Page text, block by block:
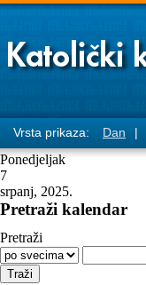
Vrsta prikaza: Dan |
Ponedjeljak
7
srpanj, 2025.
Pretraži kalendar
Pretraži